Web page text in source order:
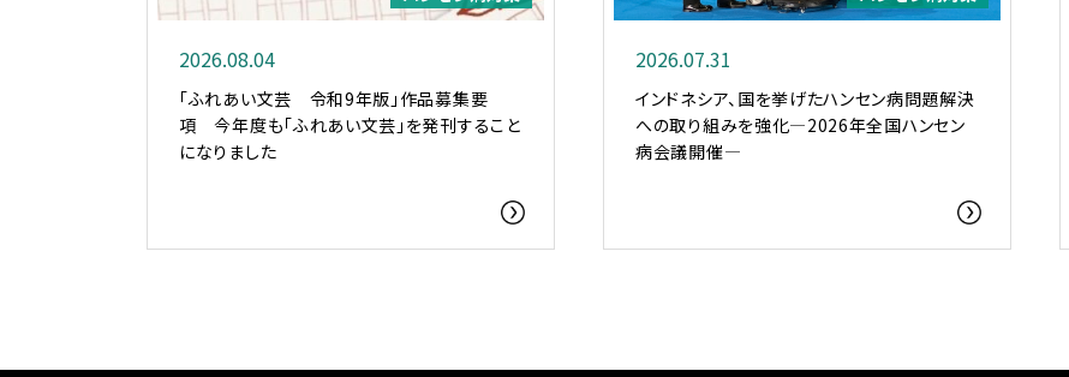
2026.08.04
「ふれあい文芸 令和9年版」作品募集要
項 今年度も「ふれあい文芸」を発刊すること
になりました
2026.07.31
インドネシア、国を挙げたハンセン病問題解決
への取り組みを強化―2026年全国ハンセン
病会議開催―